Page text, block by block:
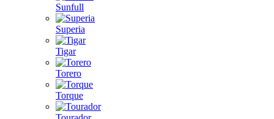
Sunfull
Superia
Tigar
Torero
Torque